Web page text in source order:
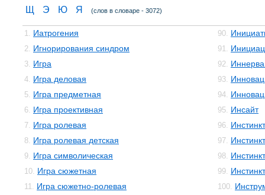
Щ
Э Ю Я (слов в словаре - 3072)
1. Иатрогения
2. Игнорирования синдром
3. Игра
4. Игра деловая
5. Игра предметная
6. Игра проективная
7. Игра ролевая
8. Игра ролевая детская
9. Игра символическая
10. Игра сюжетная
11. Игра сюжетно-ролевая
90.
91.
92.
93.
94.
95. Инсайт
96. Инстинкт
97.
98.
99.
100.